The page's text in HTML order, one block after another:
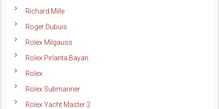
Richard Mille
Roger Dubuis
Rolex Milgauss
Rolex Pırlanta Bayan
Rolex
Rolex Submariner
Rolex Yacht Master 2